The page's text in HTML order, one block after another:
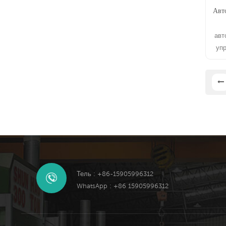
Тель : +86-15905996312
WhatsApp : +86 15905996312